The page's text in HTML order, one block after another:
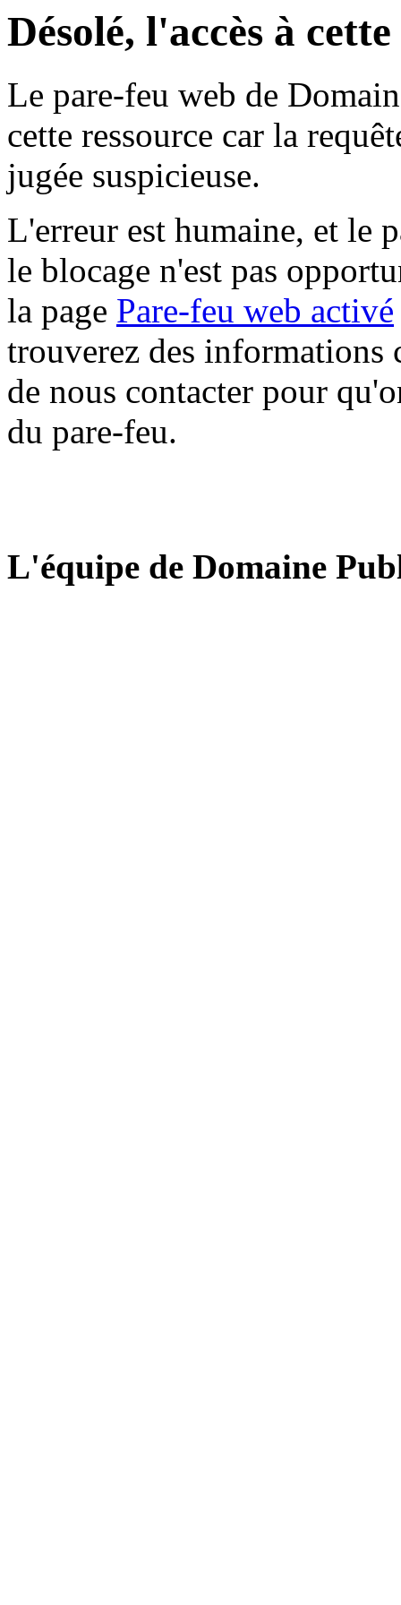
Désolé, l'accès à
Le pare-feu web de
cette ressource car la
jugée suspicieuse.
L'erreur est humaine, et le
le blocage n'est pas
la page Pare-feu web activé
trouverez des informations
de nous contacter pour
du pare-feu.
L'équipe de Domaine